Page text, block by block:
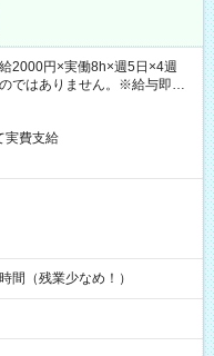
2000円×実働8h×週5日×4週
ではありません。※給与即受
実費支給
間（残業少なめ！）